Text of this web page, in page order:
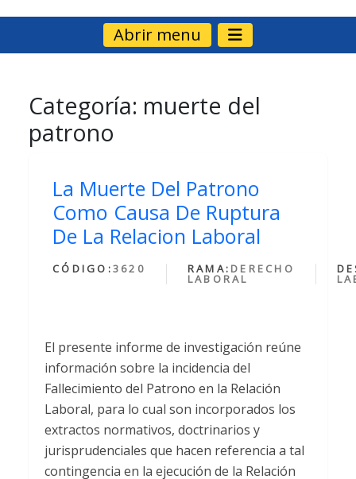
Abrir menu
Categoría: muerte del
patrono
La Muerte Del Patrono
Como Causa De Ruptura
De La Relacion Laboral
CÓDIGO:3620 RAMA: DERECHO
LABORAL
El presente informe de investigación reúne
información sobre la incidencia del
Fallecimiento del Patrono en la Relación
Laboral, para lo cual son incorporados los
extractos normativos, doctrinarios y
jurisprudenciales que hacen referencia a tal
contingencia en la ejecución de la Relación